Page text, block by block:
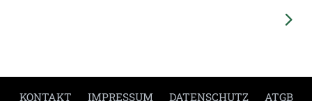
KONTAKT IMPRESSUM DATENSCHUTZ ATGB